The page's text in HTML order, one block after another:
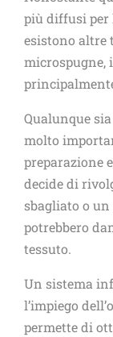
più diffusi per
esistono altre
microspugne,
Qualunque
molto
preparazione
decide di
sbagliato o
potrebbero
tessuto.
Un sistema
l’impiego
permette di